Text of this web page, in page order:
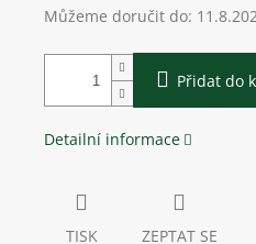
Můžeme doručit do:
Přidat do
Detailní informace
TISK ZEPTAT SE